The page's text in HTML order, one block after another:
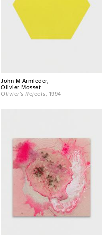
John M Armleder,
Olivier Mosset
Olivier's Rejects , 1994